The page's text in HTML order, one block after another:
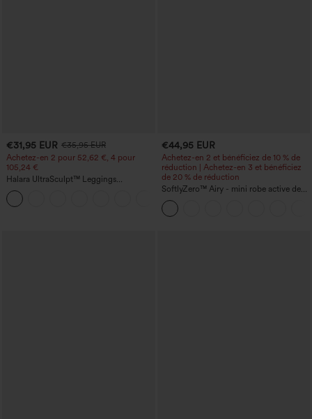
€31,95 EUR €35,95 EUR
Achetez-en 2 pour 52,62 €, 4 pour
105,24 €
Halara UltraSculpt™ Leggings
d'entraînement sculptants taille haute,
effet ventre plat, avec poche
€44,95 EUR
Achetez-en 2 et bénéficiez de 10 % de
réduction | Achetez-en 3 et bénéficiez
de 20 % de réduction
SoftlyZero™ Airy - mini robe active de
danse 2-en-1 à effet "Cool Touch" avec
poches — Édition Easy Peezy —
Longueur allongée